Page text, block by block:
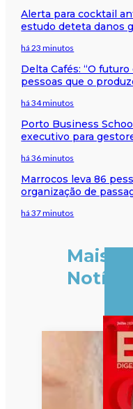
Alerta para cocktail
estudo deteta danos
há 23 minutos
Delta Cafés: “O
pessoas que o
há 34 minutos
Porto Business
executivo para
há 36 minutos
Marrocos leva 86
organização de
há 37 minutos
Mais
Notícias